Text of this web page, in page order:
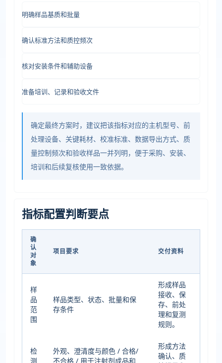
明确样品基质和批量
确认标准方法和质控频次
核对安装条件和辅助设备
准备培训、记录和验收文件
确定最终方案时，建议把该指标对应的主机型号、前
处理设备、关键耗材、校准标准、数据导出方式、质
量控制频次和验收样品一并列明，便于采购、安装、
培训和后续复核使用一致依据。
指标配置判断要点
确
认
对
象
项目要求 交付资料
样
品
范
围
样品类型、状态、批量和保
存条件
形成样品
接收、保
存、前处
理和复测
规则。
检
测
外观、澄清度与颜色 / 合格/
不合格 / 用于注射剂成品和
形成方法
确认、质